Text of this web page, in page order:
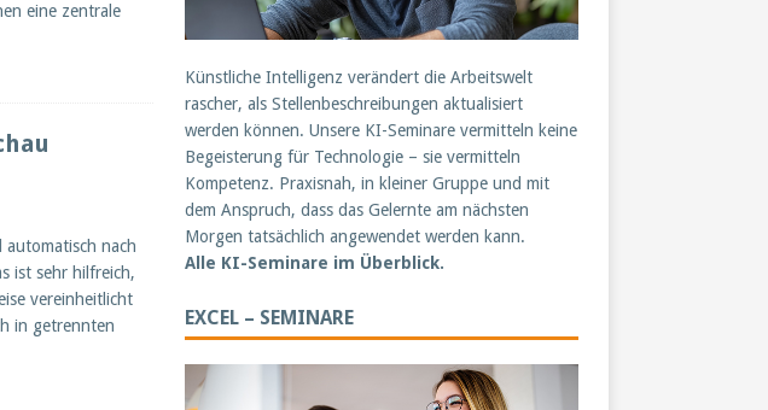
eine zentrale
nach
ist sehr hilfreich,
vereinheitlicht
in getrennten
Künstliche Intelligenz verändert die Arbeitswelt
rascher, als Stellenbeschreibungen aktualisiert
werden können. Unsere KI-Seminare vermitteln keine
Begeisterung für Technologie – sie vermitteln
Kompetenz. Praxisnah, in kleiner Gruppe und mit
dem Anspruch, dass das Gelernte am nächsten
Morgen tatsächlich angewendet werden kann.
Alle KI-Seminare im Überblick.
EXCEL – SEMINARE